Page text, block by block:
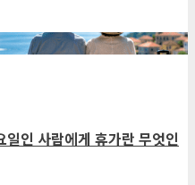
인 사람에게 휴가란 무엇인